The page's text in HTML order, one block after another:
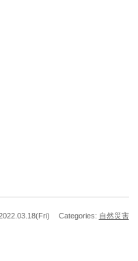
Categories: 自然災害